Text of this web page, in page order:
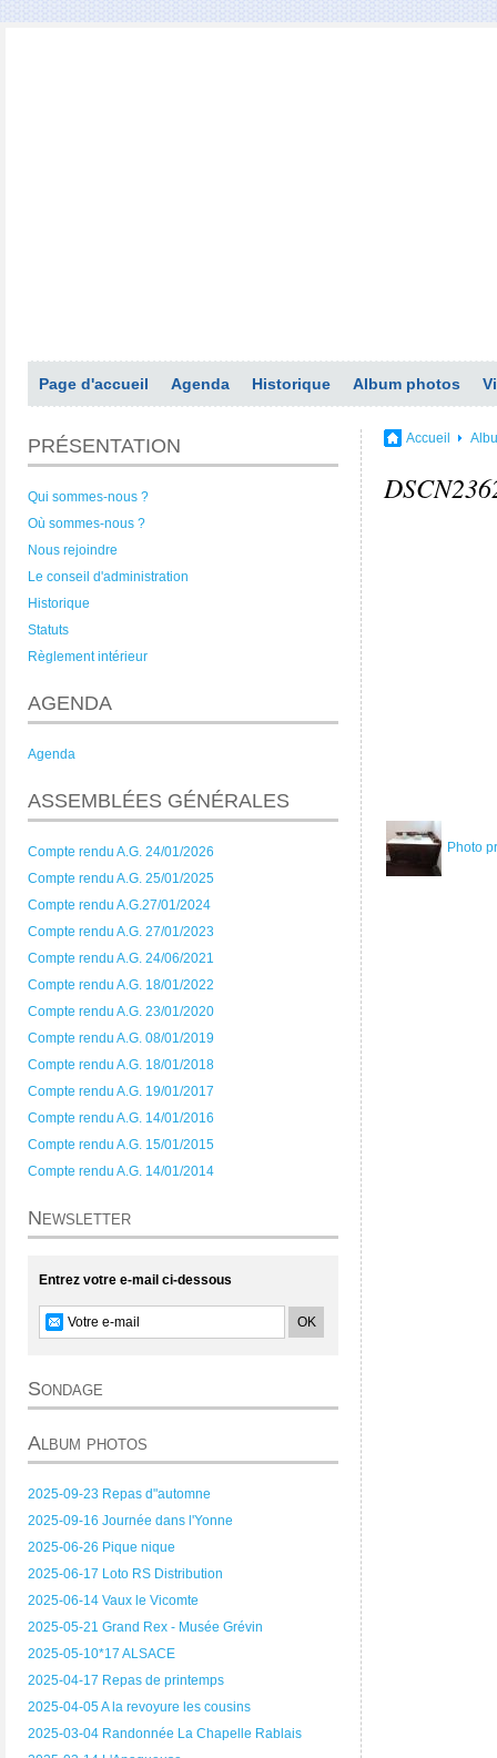
Page d'accueil Agenda Historique Album photos
PRÉSENTATION
Qui sommes-nous ?
Où sommes-nous ?
Nous rejoindre
Le conseil d'administration
Historique
Statuts
Règlement intérieur
AGENDA
Agenda
ASSEMBLÉES GÉNÉRALES
Compte rendu A.G. 24/01/2026
Compte rendu A.G. 25/01/2025
Compte rendu A.G.27/01/2024
Compte rendu A.G. 27/01/2023
Compte rendu A.G. 24/06/2021
Compte rendu A.G. 18/01/2022
Compte rendu A.G. 23/01/2020
Compte rendu A.G. 08/01/2019
Compte rendu A.G. 18/01/2018
Compte rendu A.G. 19/01/2017
Compte rendu A.G. 14/01/2016
Compte rendu A.G. 15/01/2015
Compte rendu A.G. 14/01/2014
Newsletter
Entrez votre e-mail ci-dessous
Sondage
Album photos
2025-09-23 Repas d"automne
2025-09-16 Journée dans l'Yonne
2025-06-26 Pique nique
2025-06-17 Loto RS Distribution
2025-06-14 Vaux le Vicomte
2025-05-21 Grand Rex - Musée Grévin
2025-05-10*17 ALSACE
2025-04-17 Repas de printemps
2025-04-05 A la revoyure les cousins
2025-03-04 Randonnée La Chapelle Rablais
Accueil
Photo